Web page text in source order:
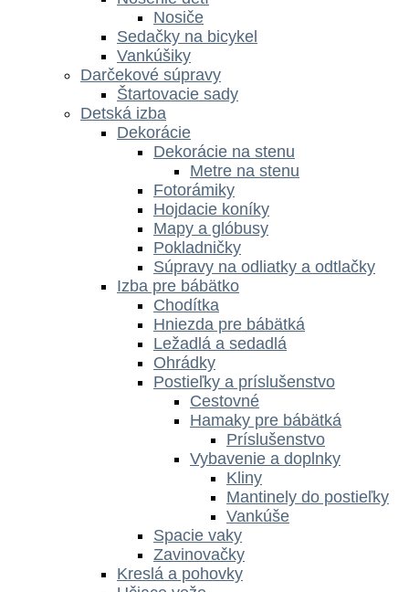
Nosiče
Sedačky na bicykel
Vankúšiky
Darčekové súpravy
Štartovacie sady
Detská izba
Dekorácie
Dekorácie na stenu
Metre na stenu
Fotorámiky
Hojdacie koníky
Mapy a glóbusy
Pokladničky
Súpravy na odliatky a odtlačky
Izba pre bábätko
Chodítka
Hniezda pre bábätká
Ležadlá a sedadlá
Ohrádky
Postieľky a príslušenstvo
Cestovné
Hamaky pre bábätká
Príslušenstvo
Vybavenie a doplnky
Kliny
Mantinely do postieľky
Vankúše
Spacie vaky
Zavinovačky
Kreslá a pohovky